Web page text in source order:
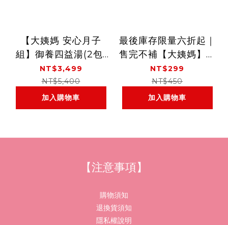
【大姨媽 安心月子
組】御養四益湯(2包/
盒)*3盒+御養五元湯
(2包/盒)*9盒
NT$3,499
NT$5,400
加入購物車
最後庫存限量六折起｜
售完不補【大姨媽】御
養四益湯(2包/盒)／御
養五元湯(2包/盒)
NT$299
NT$450
加入購物車
【注意事項】
購物須知
退換貨須知
隱私權說明